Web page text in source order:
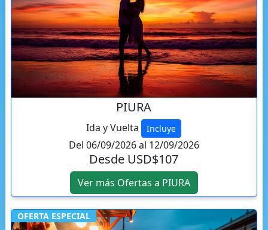
PIURA
Ida y Vuelta Incluye
Del 06/09/2026 al 12/09/2026
Desde USD$107
Ver más Ofertas a PIURA
OFERTA ESPECIAL